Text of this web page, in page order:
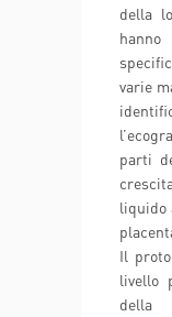
della
varie
parti
liquido
Il
livello
della